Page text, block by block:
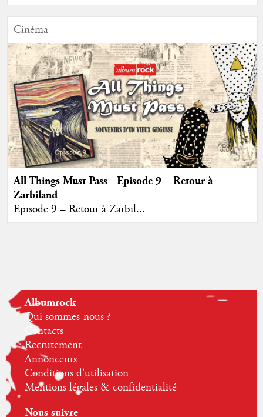
Cinéma
All Things Must Pass - Episode 9 – Retour à
Zarbiland
Episode 9 – Retour à Zarbil...
Albumrock
Qui sommes-nous ?
Contacts
Recrutement
Annonceurs
Conditions d'utilisation
Mentions légales & confidentialité
Nous suivre